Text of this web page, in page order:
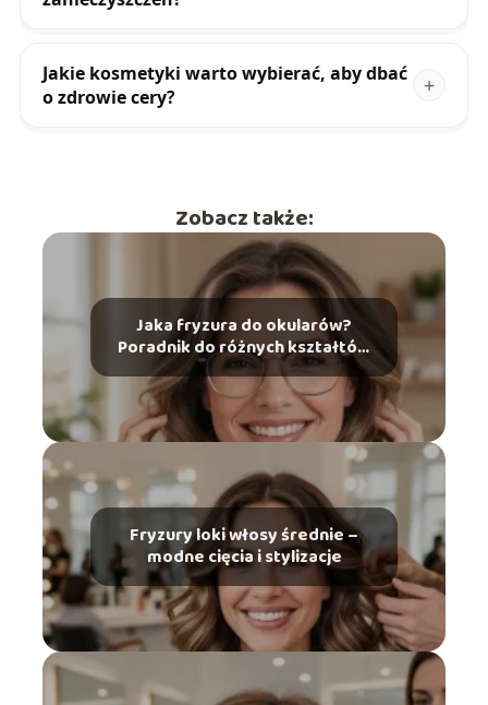
Jakie kosmetyki warto wybierać, aby dbać
o zdrowie cery?
Zobacz także:
Jaka fryzura do okularów?
Poradnik do różnych kształtów
twarzy
Fryzury loki włosy średnie –
modne cięcia i stylizacje